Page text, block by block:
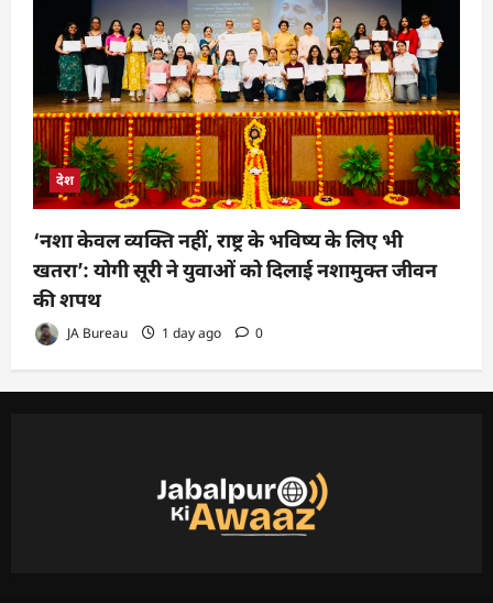
देश
‘नशा केवल व्यक्ति नहीं, राष्ट्र के भविष्य के लिए भी
खतरा’: योगी सूरी ने युवाओं को दिलाई नशामुक्त जीवन
की शपथ
JA Bureau 1 day ago 0